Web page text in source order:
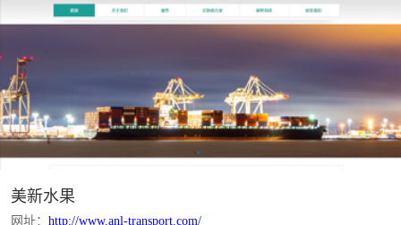
美新水果
网址： http://www.anl-transport.com/